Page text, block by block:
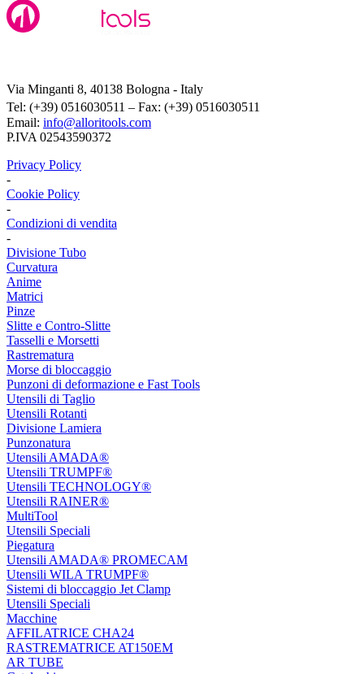
Via Minganti 8, 40138 Bologna - Italy
Tel: (+39) 0516030511 – Fax: (+39) 0516030511
Email: info@alloritools.com
P.IVA 02543590372
Privacy Policy
-
Cookie Policy
-
Condizioni di vendita
-
Divisione Tubo
Curvatura
Anime
Matrici
Pinze
Slitte e Contro-Slitte
Tasselli e Morsetti
Rastrematura
Morse di bloccaggio
Punzoni di deformazione e Fast Tools
Utensili di Taglio
Utensili Rotanti
Divisione Lamiera
Punzonatura
Utensili AMADA®
Utensili TRUMPF®
Utensili TECHNOLOGY®
Utensili RAINER®
MultiTool
Utensili Speciali
Piegatura
Utensili AMADA® PROMECAM
Utensili WILA TRUMPF®
Sistemi di bloccaggio Jet Clamp
Utensili Speciali
Macchine
AFFILATRICE CHA24
RASTREMATRICE AT150EM
AR TUBE